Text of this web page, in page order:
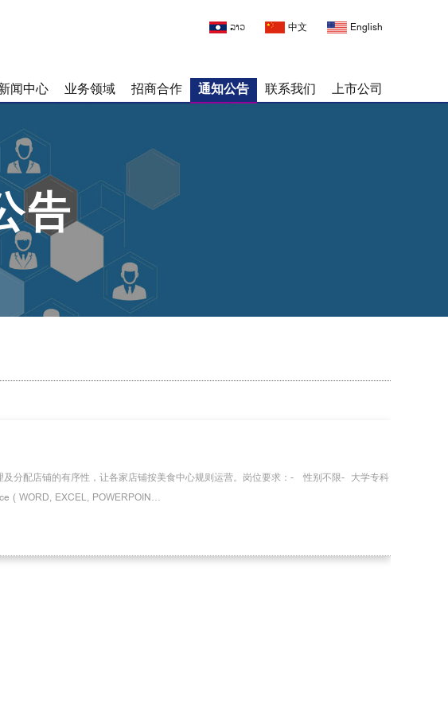
ລາວ 中文 English
闻中心 业务领域 招商合作 通知公告 联系我们 上市公司
告
分配店铺的有序性，让各家店铺按美食中心规则运营。岗位要求：- 性别不限- 大学专科
( WORD, EXCEL, POWERPOIN…